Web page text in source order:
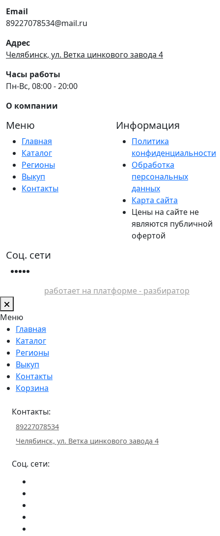
Email
89227078534@mail.ru
Адрес
Челябинск, ул. Ветка цинкового завода 4
Часы работы
Пн-Вс, 08:00 - 20:00
О компании
Меню
Главная
Каталог
Регионы
Выкуп
Контакты
Информация
Политика
конфиденциальности
Обработка
персональных
данных
Карта сайта
Цены на сайте не
являются публичной
офертой
Соц. сети
работает на платформе - разбиратор
Меню
Главная
Каталог
Регионы
Выкуп
Контакты
Корзина
Контакты:
89227078534
Челябинск, ул. Ветка цинкового завода 4
Соц. сети: